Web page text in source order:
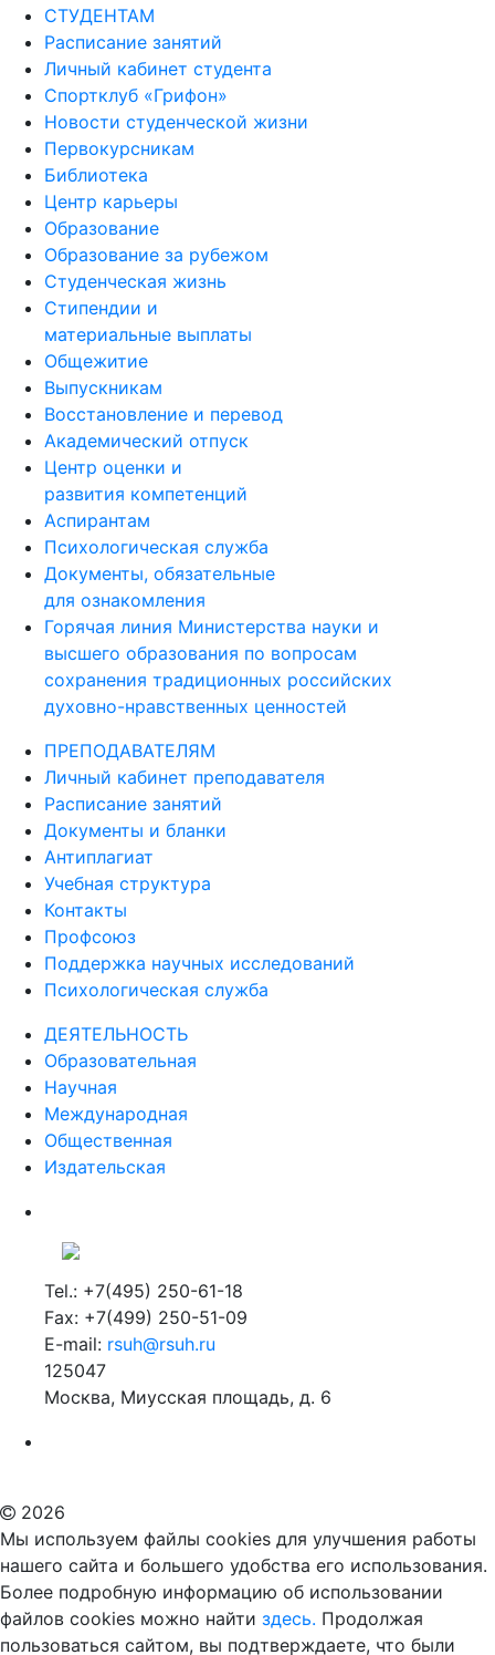
СТУДЕНТАМ
Расписание занятий
Личный кабинет студента
Спортклуб «Грифон»
Новости студенческой жизни
Первокурсникам
Библиотека
Центр карьеры
Образование
Образование за рубежом
Студенческая жизнь
Стипендии и
материальные выплаты
Общежитие
Выпускникам
Восстановление и перевод
Академический отпуск
Центр оценки и
развития компетенций
Аспирантам
Психологическая служба
Документы, обязательные
для ознакомления
Горячая линия Министерства науки и
высшего образования по вопросам
сохранения традиционных российских
духовно-нравственных ценностей
ПРЕПОДАВАТЕЛЯМ
Личный кабинет преподавателя
Расписание занятий
Документы и бланки
Антиплагиат
Учебная структура
Контакты
Профсоюз
Поддержка научных исследований
Психологическая служба
ДЕЯТЕЛЬНОСТЬ
Образовательная
Научная
Международная
Общественная
Издательская
Tel.: +7(495) 250-61-18
Fax: +7(499) 250-51-09
E-mail: rsuh@rsuh.ru
125047
Москва, Миусская площадь, д. 6
2026
Мы используем файлы cookies для улучшения работы
нашего сайта и большего удобства его использования.
Более подробную информацию об использовании
файлов cookies можно найти здесь. Продолжая
пользоваться сайтом, вы подтверждаете, что были